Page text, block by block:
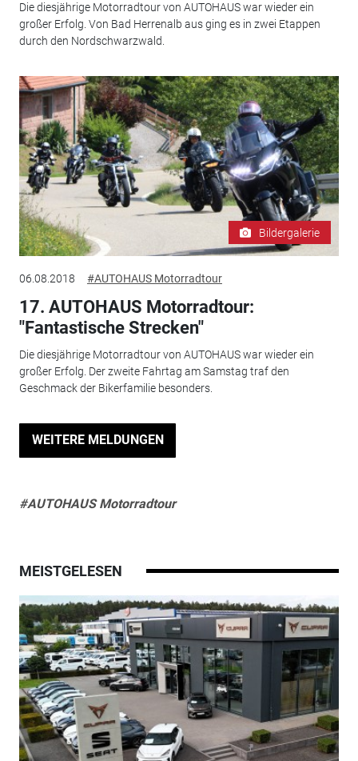
Die diesjährige Motorradtour von AUTOHAUS war wieder ein
großer Erfolg. Von Bad Herrenalb aus ging es in zwei Etappen
durch den Nordschwarzwald.
Bildergalerie
06.08.2018 #AUTOHAUS Motorradtour
17. AUTOHAUS Motorradtour:
"Fantastische Strecken"
Die diesjährige Motorradtour von AUTOHAUS war wieder ein
großer Erfolg. Der zweite Fahrtag am Samstag traf den
Geschmack der Bikerfamilie besonders.
WEITERE MELDUNGEN
#AUTOHAUS Motorradtour
MEISTGELESEN